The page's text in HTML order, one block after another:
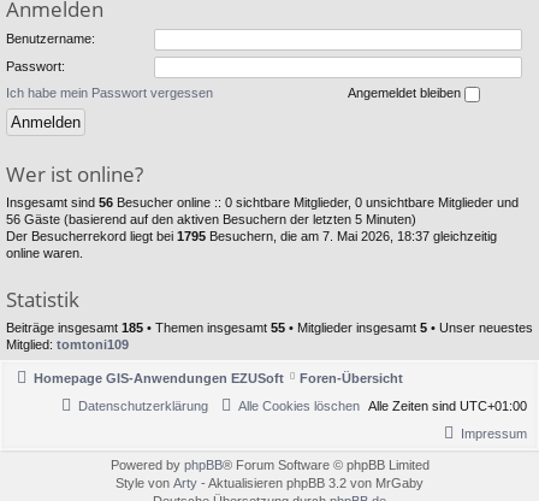
Anmelden
Benutzername:
Passwort:
Ich habe mein Passwort vergessen
Angemeldet bleiben
Wer ist online?
Insgesamt sind 56 Besucher online :: 0 sichtbare Mitglieder, 0 unsichtbare Mitglieder und
56 Gäste (basierend auf den aktiven Besuchern der letzten 5 Minuten)
Der Besucherrekord liegt bei 1795 Besuchern, die am 7. Mai 2026, 18:37 gleichzeitig
online waren.
Statistik
Beiträge insgesamt 185 • Themen insgesamt 55 • Mitglieder insgesamt 5 • Unser neuestes
Mitglied: tomtoni109
Homepage GIS-Anwendungen EZUSoft
Foren-Übersicht
Alle Zeiten sind UTC+01:00
Alle Cookies löschen
Datenschutzerklärung
Impressum
Powered by phpBB® Forum Software © phpBB Limited
Style von Arty - Aktualisieren phpBB 3.2 von MrGaby